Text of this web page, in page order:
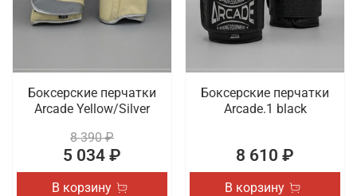
Боксерские перчатки
Arcade Yellow/Silver
8 390 ₽
5 034 ₽
В корзину
Боксерские перчатки
Arcade.1 black
8 610 ₽
В корзину